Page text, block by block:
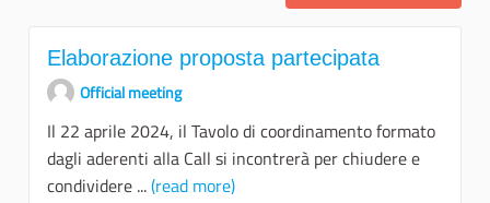
Elaborazione proposta partecipata
Official meeting
Il 22 aprile 2024, il Tavolo di coordinamento formato
dagli aderenti alla Call si incontrerà per chiudere e
condividere ...(read more)